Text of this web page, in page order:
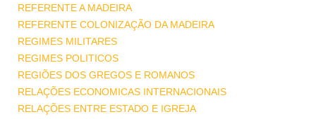
REFERENTE A MADEIRA
REFERENTE COLONIZAÇÃO DA MADEIRA
REGIMES MILITARES
REGIMES POLITICOS
REGIÕES DOS GREGOS E ROMANOS
RELAÇÕES ECONOMICAS INTERNACIONAIS
RELAÇÕES ENTRE ESTADO E IGREJA